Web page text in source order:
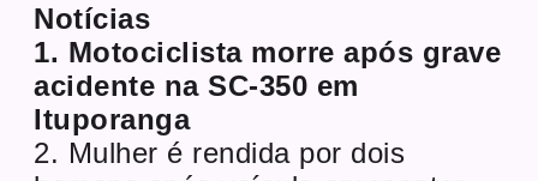
Notícias
1. Motociclista morre após grave
acidente na SC-350 em
Ituporanga
2. Mulher é rendida por dois